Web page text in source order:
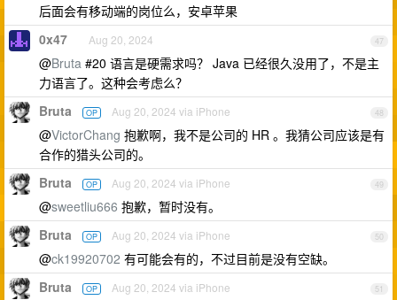
后面会有移动端的岗位么，安卓苹果
47
0x47 Aug 20, 2024
@Bruta #20 语言是硬需求吗？ Java 已经很久没用了，不是主
力语言了。这种会考虑么？
48
Bruta OP Aug 20, 2024 via iPhone
@VictorChang 抱歉啊，我不是公司的 HR 。我猜公司应该是有
合作的猎头公司的。
49
Bruta OP Aug 20, 2024 via iPhone
@sweetliu666 抱歉，暂时没有。
50
Bruta OP Aug 20, 2024 via iPhone
@ck19920702 有可能会有的，不过目前是没有空缺。
51
Bruta OP Aug 20, 2024 via iPhone